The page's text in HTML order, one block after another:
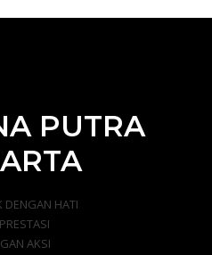
PUTRA
DENGAN HATI
AKSI